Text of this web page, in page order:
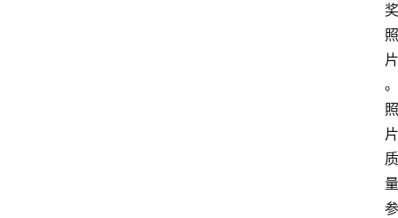
奖
照
片
。
照
片
质
量
参